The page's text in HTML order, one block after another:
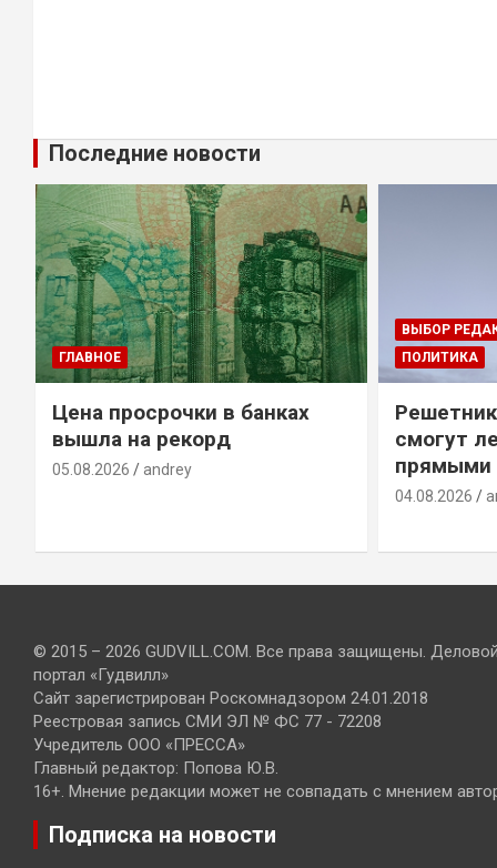
Последние новости
ГЛАВНОЕ
Цена просрочки в банках
вышла на рекорд
05.08.2026 andrey
ВЫБОР
ПОЛИТИКА
смогут
прямыми
04.08.2026
© 2015 – 2026 GUDVILL.COM. Все права защищены.
портал «Гудвилл»
Сайт зарегистрирован Роскомнадзором 24.01.2018
Реестровая запись СМИ ЭЛ № ФС 77 - 72208
Учредитель ООО «ПРЕССА»
Главный редактор: Попова Ю.В.
16+. Мнение редакции может не совпадать с мнением
Подписка на новости